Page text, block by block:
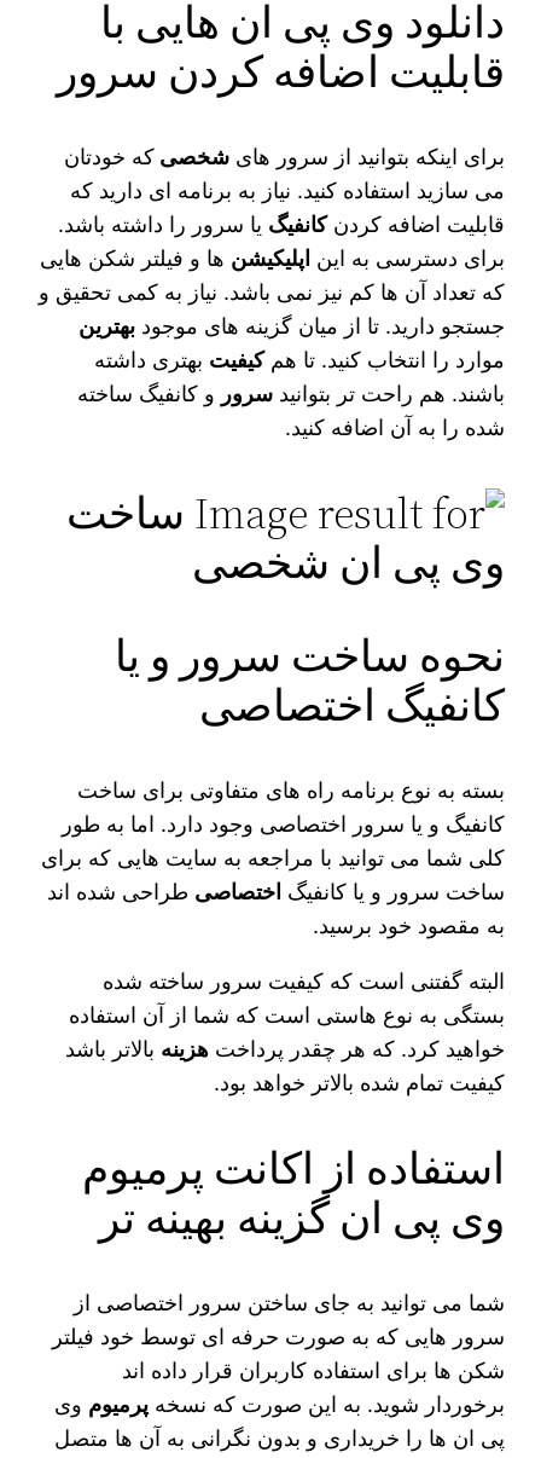
دانلود وی پی ان هایی با
قابلیت اضافه کردن سرور
برای اینکه بتوانید از سرور هایشخصیکه خودتان
می سازید استفاده کنید. نیاز به برنامه ای دارید که
قابلیت اضافه کردنکانفیگ یا سرور را داشته باشد.
برای دسترسی به این اپلیکیشن‌ ها و فیلتر شکن‌ هایی
که تعداد آن‌ ها کم نیز نمی‌ باشد. نیاز به کمی تحقیق و
جستجو دارید. تا از میان گزینه‌ های موجودبهترین
موارد را انتخاب کنید. تا همکیفیت بهتری داشته
باشند. هم راحت تر بتوانیدسرور و کانفیگ ساخته
شده را به آن اضافه کنید.
نحوه ساخت سرور و یا
کانفیگ اختصاصی
بسته به نوع برنامه راه‌ های متفاوتی برای ساخت
کانفیگ و یا سرور اختصاصی وجود دارد. اما به طور
کلی شما می‌ توانید با مراجعه به سایت‌ هایی که برای
ساخت سرور و یا کانفیگ اختصاصی طراحی شده اند
به مقصود خود برسید.
البته گفتنی است که کیفیت سرور ساخته شده
بستگی به نوع هاستی است که شما از آن استفاده
خواهید کرد. که هر چقدر پرداختهزینه بالاتر باشد
کیفیت تمام شده بالاتر خواهد بود.
استفاده از اکانت پرمیوم
وی پی ان گزینه بهینه تر
شما می‌ توانید به جای ساختن سرور اختصاصی از
سرور هایی که به صورت حرفه ای توسط خود فیلتر
شکن‌ ها برای استفاده کاربران قرار داده‌ اند
برخوردار شوید. به این صورت که نسخهپرمیوم وی
پی ان ها را خریداری و بدون نگرانی به آن ها متصل